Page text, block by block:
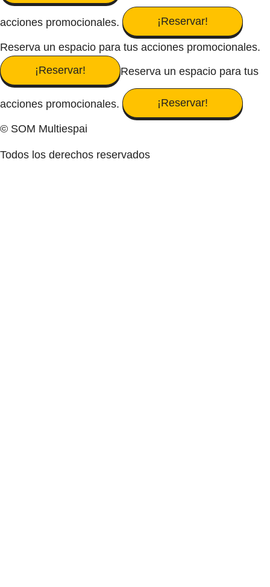
acciones promocionales. ¡Reservar!
Reserva un espacio para tus acciones promocionales.
¡Reservar!
Reserva un espacio para tus
acciones promocionales. ¡Reservar!
© SOM Multiespai
Todos los derechos reservados